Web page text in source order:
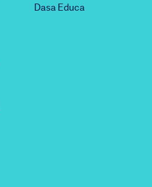
Dasa Educa